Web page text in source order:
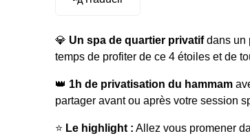
💎 Un spa de quartier privatifdans un
temps de profiter de ce 4 étoiles et de
👑 1h de privatisation du hammam
partager avant ou après votre session
⭐️ Le highlight : Allez vous promener